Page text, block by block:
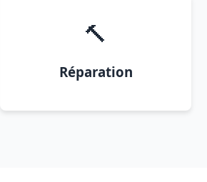
🔨
Réparation